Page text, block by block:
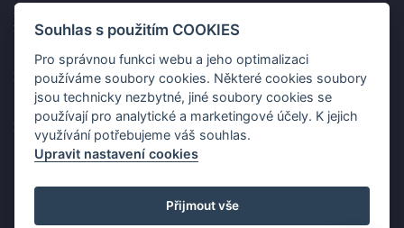
Prokop pro Vás vybírá z obslužného úseku na víkendovku tu
nejlepší cenu z letáku!
Kup špekáčky od Váhaly a vyhraj s naCOOPkou sekerku Fiskars
29.07
Prokop pro Vás vybírá na víkendovku ty nejlepší ceny z letáku!
29.07
Souhlas s použitím COOKIES
Pro správnou funkci webu a jeho optimalizaci
používáme soubory cookies. Některé cookies soubory
jsou technicky nezbytné, jiné soubory cookies se
používají pro analytické a marketingové účely. K jejich
využívání potřebujeme váš souhlas.
Upravit nastavení cookies
Přijmout vše